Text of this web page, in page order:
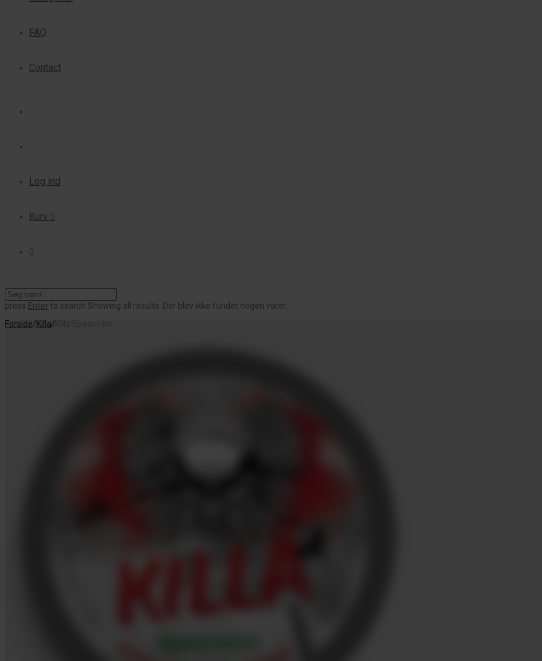
FAQ
Contact
Log ind
Kurv 0
0
press Enter to search Showing all results: Der blev ikke fundet nogen varer.
Forside/Killa/